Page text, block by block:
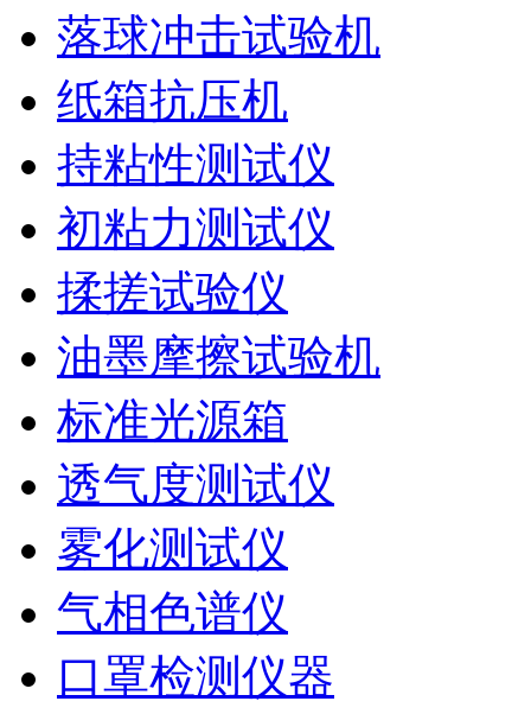
落球冲击试验机
纸箱抗压机
持粘性测试仪
初粘力测试仪
揉搓试验仪
油墨摩擦试验机
标准光源箱
透气度测试仪
雾化测试仪
气相色谱仪
口罩检测仪器